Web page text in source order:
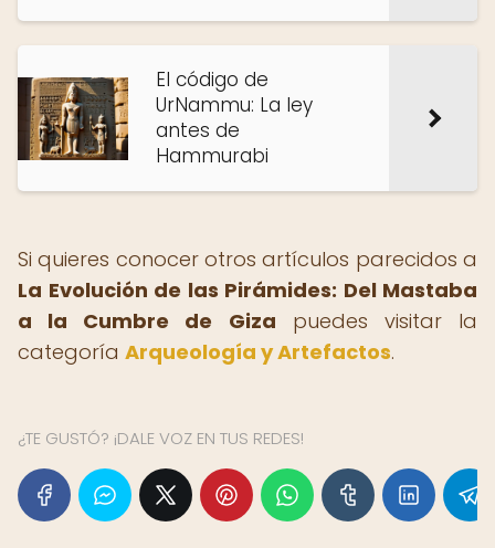
El código de
UrNammu: La ley
antes de
Hammurabi
Si quieres conocer otros artículos parecidos a
La Evolución de las Pirámides: Del Mastaba
a la Cumbre de Giza puedes visitar la
categoría Arqueología y Artefactos.
¿TE GUSTÓ? ¡DALE VOZ EN TUS REDES!